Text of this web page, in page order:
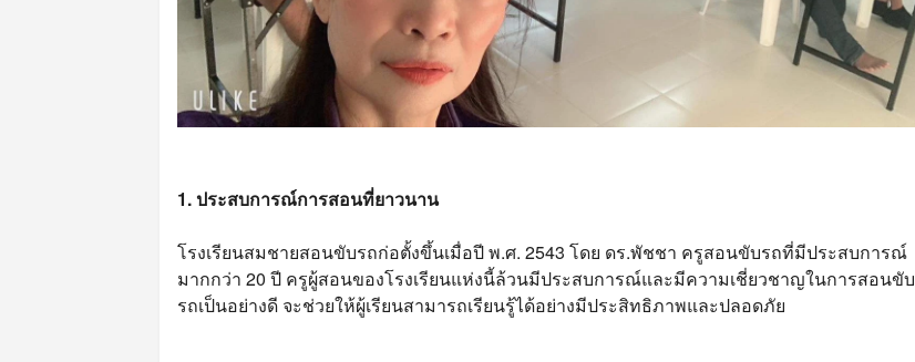
1. ประสบการณ์การสอนที่ยาวนาน
โรงเรียนสมชายสอนขับรถก่อตั้งขึ้นเมื่อปี พ.ศ. 2543 โดย ดร.พัชชา ครูสอนขับรถที่มีประสบการณ์
มากกว่า 20 ปี ครูผู้สอนของโรงเรียนแห่งนี้ล้วนมีประสบการณ์และมีความเชี่ยวชาญในการสอนขับ
รถเป็นอย่างดี จะช่วยให้ผู้เรียนสามารถเรียนรู้ได้อย่างมีประสิทธิภาพและปลอดภัย